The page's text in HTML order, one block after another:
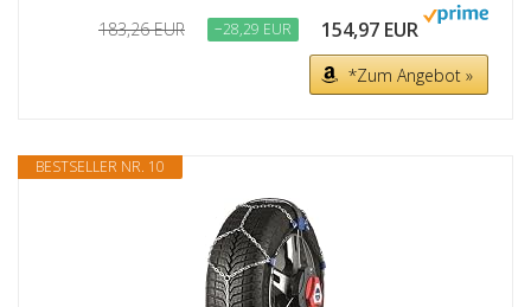
183,26 EUR −28,29 EUR 154,97 EUR
*Zum Angebot »
BESTSELLER NR. 10